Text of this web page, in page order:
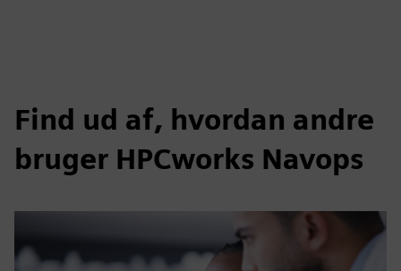
Find ud af, hvordan andre
bruger HPCworks Navops